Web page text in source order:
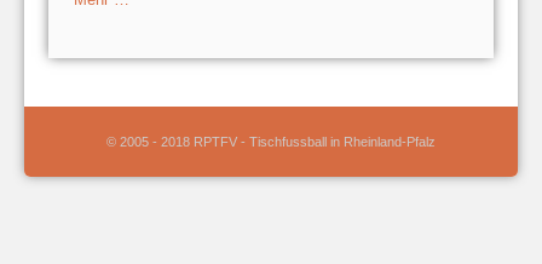
© 2005 - 2018 RPTFV - Tischfussball in Rheinland-Pfalz